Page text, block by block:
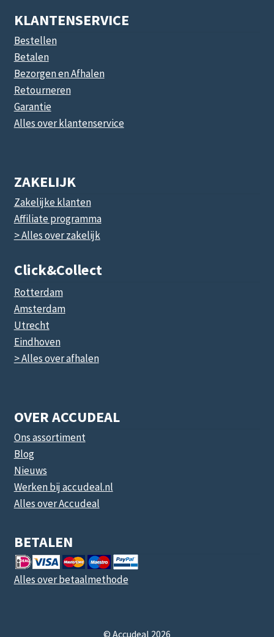
KLANTENSERVICE
Bestellen
Betalen
Bezorgen en Afhalen
Retourneren
Garantie
Alles over klantenservice
ZAKELIJK
Zakelijke klanten
Affiliate programma
> Alles over zakelijk
Click&collect
Rotterdam
Amsterdam
Utrecht
Eindhoven
> Alles over afhalen
OVER ACCUDEAL
Ons assortiment
Blog
Nieuws
Werken bij accudeal.nl
Alles over Accudeal
BETALEN
Alles over betaalmethode
© Accudeal 2026